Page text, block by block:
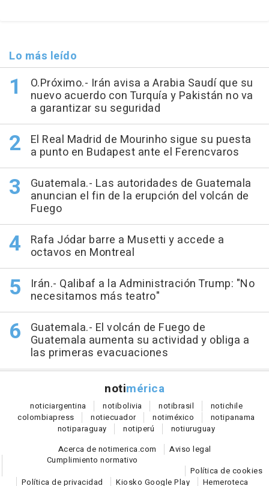
Lo más leído
O.Próximo.- Irán avisa a Arabia Saudí que su
nuevo acuerdo con Turquía y Pakistán no va
a garantizar su seguridad
El Real Madrid de Mourinho sigue su puesta
a punto en Budapest ante el Ferencvaros
Guatemala.- Las autoridades de Guatemala
anuncian el fin de la erupción del volcán de
Fuego
Rafa Jódar barre a Musetti y accede a
octavos en Montreal
Irán.- Qalibaf a la Administración Trump: "No
necesitamos más teatro"
Guatemala.- El volcán de Fuego de
Guatemala aumenta su actividad y obliga a
las primeras evacuaciones
notimérica
noticiargentina notibolivia notibrasil notichile
colombiapress notiecuador notiméxico notipanama
notiparaguay notiperú notiuruguay
Acerca de notimerica.com
Aviso legal
Cumplimiento normativo
Política de cookies
Política de privacidad
Kiosko Google Play Hemeroteca